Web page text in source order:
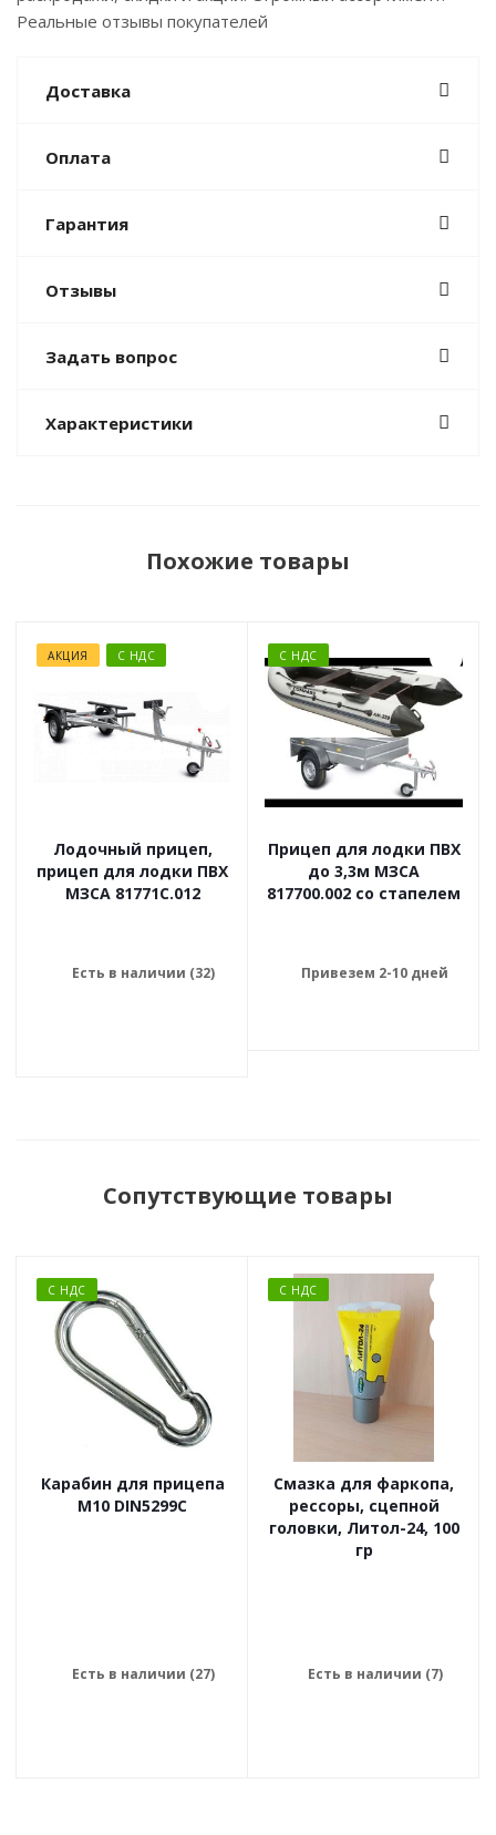
Реальные отзывы покупателей
Доставка
Оплата
Гарантия
Отзывы
Задать вопрос
Характеристики
Похожие товары
АКЦИЯ С НДС
Лодочный прицеп,
прицеп для лодки ПВХ
МЗСА 81771C.012
Есть в наличии (32)
С НДС
Прицеп для лодки ПВХ
до 3,3м МЗСА
817700.002 со стапелем
Привезем 2-10 дней
Сопутствующие товары
С НДС
Карабин для прицепа
М10 DIN5299C
Есть в наличии (27)
С НДС
Смазка для фаркопа,
рессоры, сцепной
головки, Литол-24, 100
гр
Есть в наличии (7)